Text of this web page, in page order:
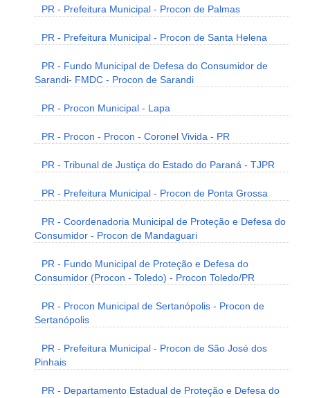
PR - Prefeitura Municipal - Procon de Palmas
PR - Prefeitura Municipal - Procon de Santa Helena
PR - Fundo Municipal de Defesa do Consumidor de
Sarandi- FMDC - Procon de Sarandi
PR - Procon Municipal - Lapa
PR - Procon - Procon - Coronel Vivida - PR
PR - Tribunal de Justiça do Estado do Paraná - TJPR
PR - Prefeitura Municipal - Procon de Ponta Grossa
PR - Coordenadoria Municipal de Proteção e Defesa do
Consumidor - Procon de Mandaguari
PR - Fundo Municipal de Proteção e Defesa do
Consumidor (Procon - Toledo) - Procon Toledo/PR
PR - Procon Municipal de Sertanópolis - Procon de
Sertanópolis
PR - Prefeitura Municipal - Procon de São José dos
Pinhais
PR - Departamento Estadual de Proteção e Defesa do